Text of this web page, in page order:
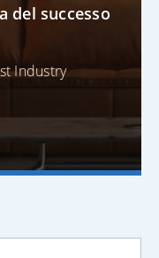
del successo
Industry